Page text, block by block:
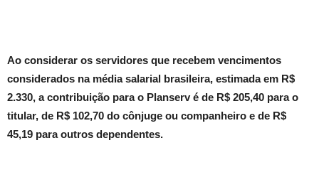
Ao considerar os servidores que recebem vencimentos
considerados na média salarial brasileira, estimada em R$
2.330, a contribuição para o Planserv é de R$ 205,40 para o
titular, de R$ 102,70 do cônjuge ou companheiro e de R$
45,19 para outros dependentes.